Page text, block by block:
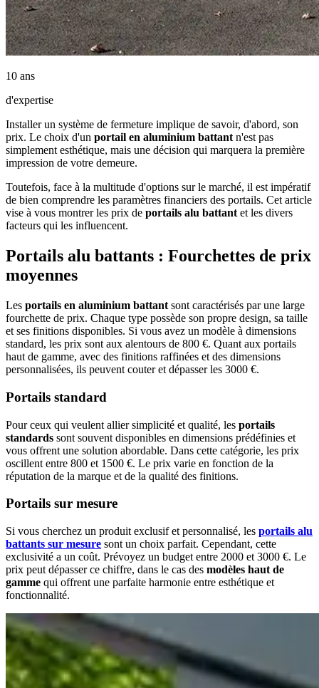
10 ans
d'expertise
Installer un système de fermeture implique de savoir, d'abord, son
prix. Le choix d'un portail en aluminium battantn'est pas
simplement esthétique, mais une décision qui marquera la première
impression de votre demeure.
Toutefois, face à la multitude d'options sur le marché, il est impératif
de bien comprendre les paramètres financiers des portails. Cet article
vise à vous montrer les prix de portails alu battantet les divers
facteurs qui les influencent.
Portails alu battants : Fourchettes de prix
moyennes
Les portails en aluminium battant sont caractérisés par une large
fourchette de prix. Chaque type possède son propre design, sa taille
et ses finitions disponibles. Si vous avez un modèle à dimensions
standard, les prix sont aux alentours de 800 €. Quant aux portails
haut de gamme, avec des finitions raffinées et des dimensions
personnalisées, ils peuvent couter et dépasser les 3000 €.
Portails standard
Pour ceux qui veulent allier simplicité et qualité, les portails
standards sont souvent disponibles en dimensions prédéfinies et
vous offrent une solution abordable. Dans cette catégorie, les prix
oscillent entre 800 et 1500 €. Le prix varie en fonction de la
réputation de la marque et de la qualité des finitions.
Portails sur mesure
Si vous cherchez un produit exclusif et personnalisé, les portails alu
battants sur mesure sont un choix parfait. Cependant, cette
exclusivité a un coût. Prévoyez un budget entre 2000 et 3000 €. Le
prix peut dépasser ce chiffre, dans le cas des modèles haut de
gamme qui offrent une parfaite harmonie entre esthétique et
fonctionnalité.